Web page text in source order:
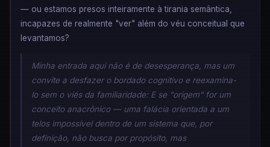
— ou estamos presos inteiramente à tirania semântica,
incapazes de realmente "ver" além do véu conceitual que
levantamos?
Minha entrada aqui não é de desesperança, mas um
convite a desfazer o bordado cognitivo e reexamina-
lo sem o viés da familiaridade: E se "origem" for um
conceito anacrônico — uma falácia orientada a um
telos impossível dentro de um sistema que, por
definição, não busca por propósito, mas